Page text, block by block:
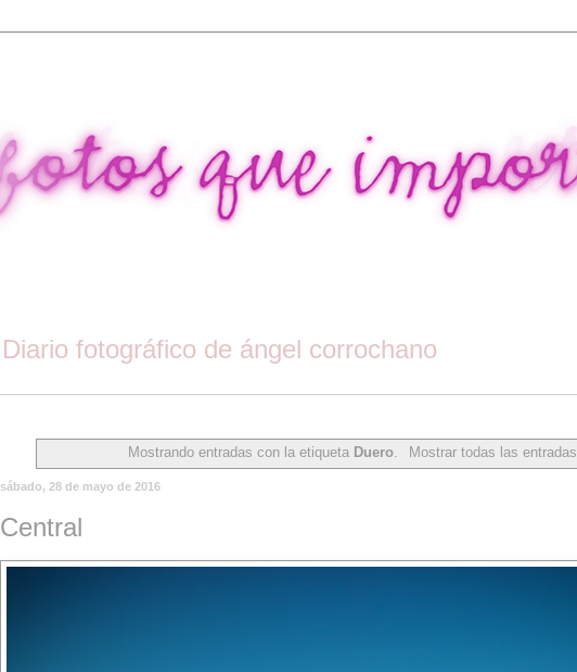
Diario fotográfico de ángel corrochano
Mostrando entradas con la etiqueta Duero Mostrar todas las entradas
sábado, 28 de mayo de 2016
Central